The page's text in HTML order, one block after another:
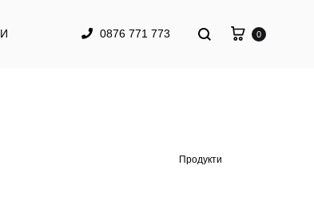
0876 771 773 0
Продукти